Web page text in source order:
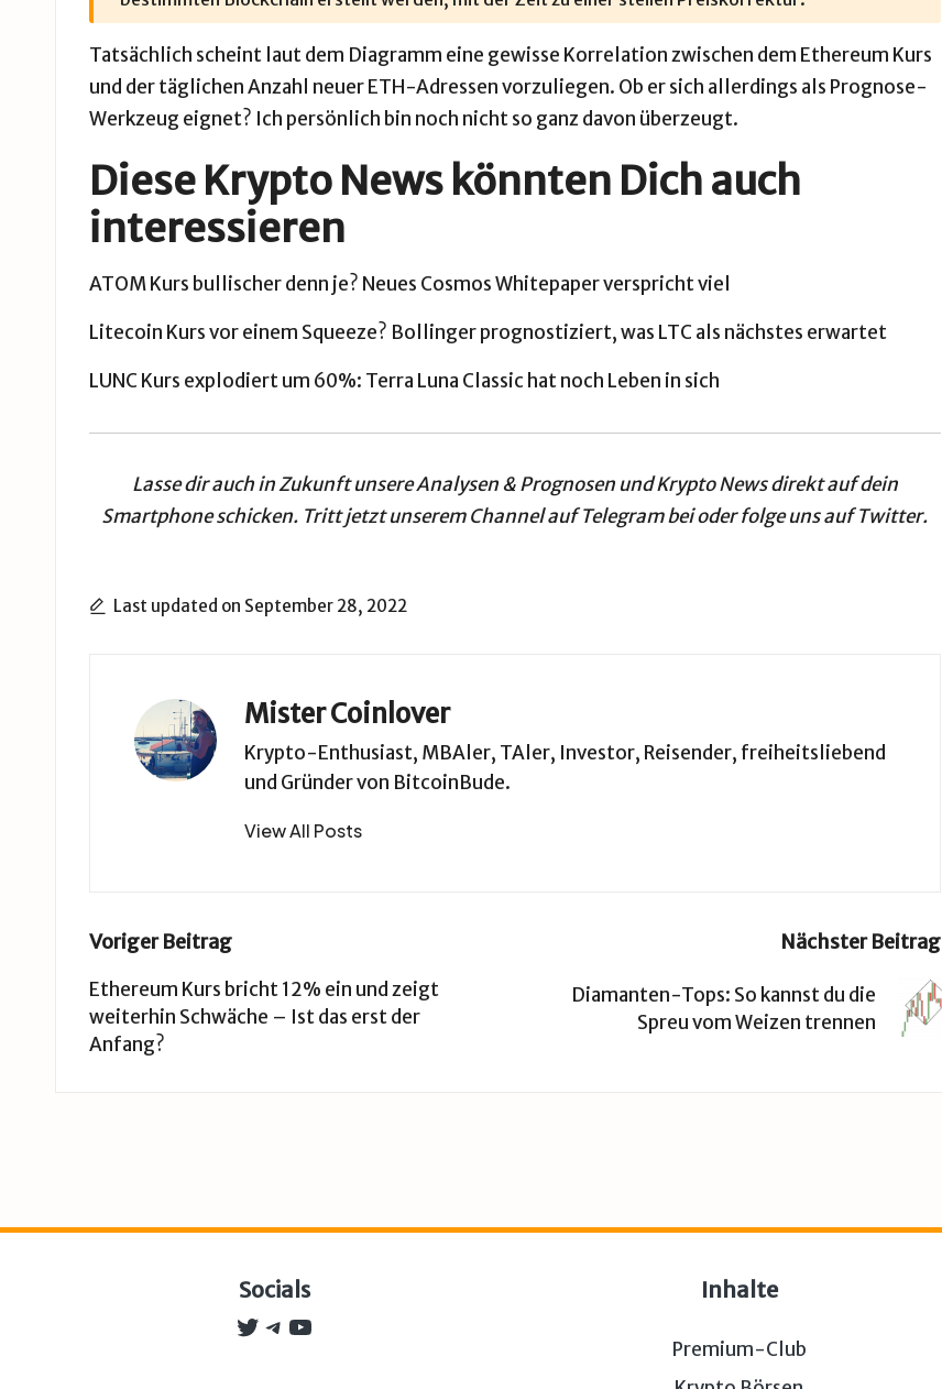
Tatsächlich scheint laut dem Diagramm eine gewisse Korrelation zwischen dem Ethereum Kurs
und der täglichen Anzahl neuer ETH-Adressen vorzuliegen. Ob er sich allerdings als Prognose-
Werkzeug eignet? Ich persönlich bin noch nicht so ganz davon überzeugt.
Diese Krypto News könnten Dich auch
interessieren
ATOM Kurs bullischer denn je? Neues Cosmos Whitepaper verspricht viel
Litecoin Kurs vor einem Squeeze? Bollinger prognostiziert, was LTC als nächstes erwartet
LUNC Kurs explodiert um 60%: Terra Luna Classic hat noch Leben in sich
Lasse dir auch in Zukunft unsereAnalysen & PrognosenundKrypto Newsdirekt auf dein
Smartphone schicken. Tritt jetzt unseremChannel auf Telegrambei oder folge uns aufTwitter.
Last updated on September 28, 2022
Mister Coinlover
Krypto-Enthusiast, MBAler, TAler, Investor, Reisender, freiheitsliebend
und Gründer von BitcoinBude.
View All Posts
Post
navigation
Voriger Beitrag
Ethereum Kurs bricht 12% ein und zeigt
weiterhin Schwäche – Ist das erst der
Anfang?
Nächster Beitrag
Diamanten-Tops: So kannst du die
Spreu vom Weizen trennen
Socials
Twitter
Telegram
YouTube
Inhalte
Premium-Club